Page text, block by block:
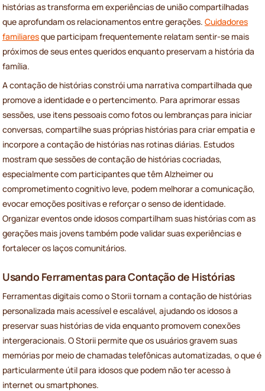
histórias as transforma em experiências de união compartilhadas
que aprofundam os relacionamentos entre gerações. Cuidadores
familiaresque participam frequentemente relatam sentir-se mais
próximos de seus entes queridos enquanto preservam a história da
família.
A contação de histórias constrói uma narrativa compartilhada que
promove a identidade e o pertencimento. Para aprimorar essas
sessões, use itens pessoais como fotos ou lembranças para iniciar
conversas, compartilhe suas próprias histórias para criar empatia e
incorpore a contação de histórias nas rotinas diárias. Estudos
mostram que sessões de contação de histórias cocriadas,
especialmente com participantes que têm Alzheimer ou
comprometimento cognitivo leve, podem melhorar a comunicação,
evocar emoções positivas e reforçar o senso de identidade.
Organizar eventos onde idosos compartilham suas histórias com as
gerações mais jovens também pode validar suas experiências e
fortalecer os laços comunitários.
Usando Ferramentas para Contação de Histórias
Ferramentas digitais como o Storii tornam a contação de histórias
personalizada mais acessível e escalável, ajudando os idosos a
preservar suas histórias de vida enquanto promovem conexões
intergeracionais. O Storii permite que os usuários gravem suas
memórias por meio de chamadas telefônicas automatizadas, o que é
particularmente útil para idosos que podem não ter acesso à
internet ou smartphones.